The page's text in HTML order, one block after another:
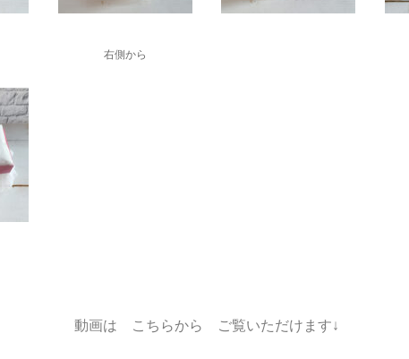
右側から
動画は こちらから ご覧いただけます↓